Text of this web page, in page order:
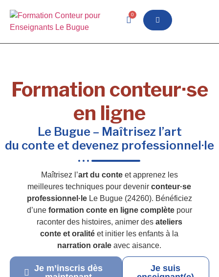
0
Formation conteur·se
en ligne
Le Bugue – Maîtrisez l’art
du conte et devenez professionnel·le
Maîtrisez l’art du conteet apprenez les
meilleures techniques pour devenirconteur·se
professionnel·leLe Bugue (24260). Bénéficiez
d’une formation conte en ligne complètepour
raconter des histoires, animer des ateliers
conte et oralité et initier les enfants à la
narration orale avec aisance.
Je m’inscris dès
Je suis